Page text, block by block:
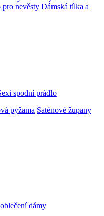
pro nevěsty Dámská tílka a
spodní prádlo
pyžama Saténové župany
dámy